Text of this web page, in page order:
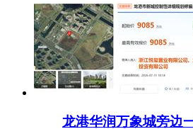
龙港华润万象城旁边